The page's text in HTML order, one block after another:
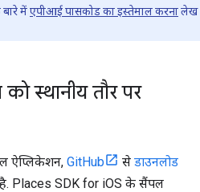
मेंएपीआई पासकोड का इस्तेमाल करनालेख
स्थानीय तौर पर
ऐप्लिकेशन, GitHub से डाउनलोड
Places SDK for iOS के सैंपल